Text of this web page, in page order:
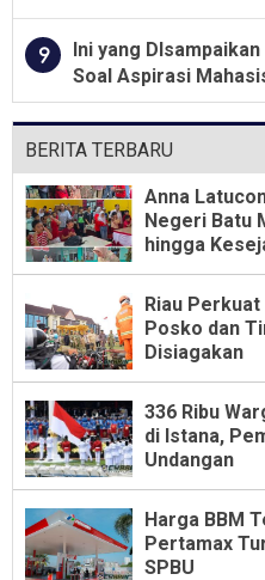
9
Ini yang
Soal Aspirasi
BERITA TERBARU
Anna
Negeri Batu
hingga
Riau
Posko dan
Disiagakan
336 Ribu
di Istana,
Undangan
Harga BBM
Pertamax
SPBU